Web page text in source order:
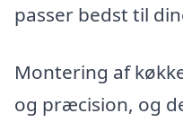
passer bedst til
Montering af
og præcision, og